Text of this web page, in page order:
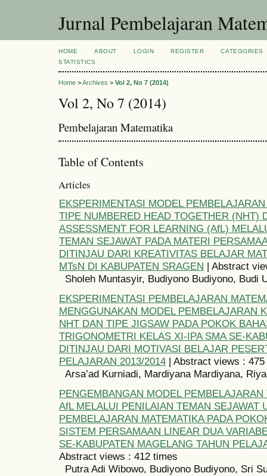
Jurnal Pembelajaran
HOME ABOUT LOGIN REGISTER
CATEGORIES
STATISTICS
Home >Archives > Vol 2, No 7 (2014)
Vol 2, No 7 (2014)
Pembelajaran Matematika
Table of Contents
Articles
EKSPERIMENTASI MODEL
TIPE NUMBERED HEAD TOGETHER (NHT)
ASSESSMENT FOR LEARNING (AfL)
TEMAN SEJAWAT PADA MATERI
DITINJAU DARI KREATIVITAS BELAJAR
MTsN DI KABUPATEN SRAGEN | Abstract
Sholeh Muntasyir, Budiyono Budiyono, Budi
EKSPERIMENTASI PEMBELAJARAN
MENGGUNAKAN MODEL PEMBELAJARAN
NHT DAN TIPE JIGSAW PADA POKOK
TRIGONOMETRI KELAS XI-IPA SMA SE-
DITINJAU DARI MOTIVASI BELAJAR
PELAJARAN 2013/2014 | Abstract views :
Arsa’ad Kurniadi, Mardiyana Mardiyana,
PENGEMBANGAN MODEL
AfL MELALUI PENILAIAN TEMAN SEJAWAT
PEMBELAJARAN MATEMATIKA PADA
SISTEM PERSAMAAN LINEAR DUA
SE-KABUPATEN MAGELANG TAHUN
Abstract views : 412 times
Putra Adi Wibowo, Budiyono Budiyono, Sri